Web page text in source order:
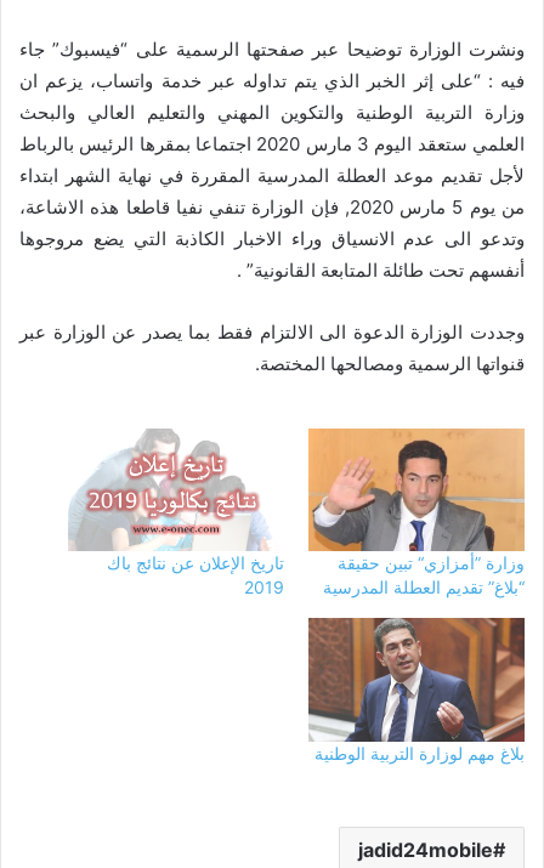
ونشرت الوزارة توضيحا عبر صفحتها الرسمية على “فيسبوك” جاء
فيه : “على إثر الخبر الذي يتم تداوله عبر خدمة واتساب، يزعم ان
وزارة التربية الوطنية والتكوين المهني والتعليم العالي والبحث
العلمي ستعقد اليوم 3 مارس 2020 اجتماعا بمقرها الرئيس بالرباط
لأجل تقديم موعد العطلة المدرسية المقررة في نهاية الشهر ابتداء
من يوم 5 مارس 2020, فإن الوزارة تنفي نفيا قاطعا هذه الاشاعة،
وتدعو الى عدم الانسياق وراء الاخبار الكاذبة التي يضع مروجوها
أنفسهم تحت طائلة المتابعة القانونية” .
وجددت الوزارة الدعوة الى الالتزام فقط بما يصدر عن الوزارة عبر
قنواتها الرسمية ومصالحها المختصة.
وزارة ”أمزازي“ تبين حقيقة
“بلاغ” تقديم العطلة المدرسية
تاريخ الإعلان عن نتائج باك
2019
بلاغ مهم لوزارة التربية الوطنية
jadid24mobile